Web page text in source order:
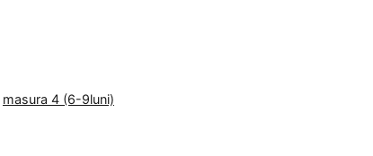
masura 4 (6-9luni)